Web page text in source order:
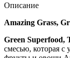
Описание
Amazing Grass,
Green Superfood,
смесью, которая с